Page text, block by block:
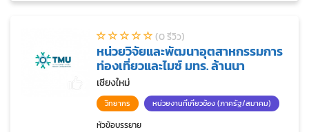
(0 รีวิว)
หน่วยวิจัยและพัฒนาอุตสาหกรรมการ
ท่องเที่ยวและไมซ์ มทร. ล้านนา
เชียงใหม่
วิทยากร หน่วยงานที่เกี่ยวข้อง (ภาครัฐ/สมาคม)
หัวข้อบรรยาย